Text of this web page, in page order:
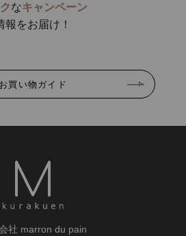
なキャンペーン
報をお届け！
お買い物ガイド
社 marron du pain